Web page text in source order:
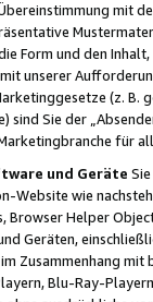
mit
Form und den
unserer
(z. B.
Sie der
für
und Geräte
Website wie
Helper
Geräten,
Zusammenhang
Blu-Ray-